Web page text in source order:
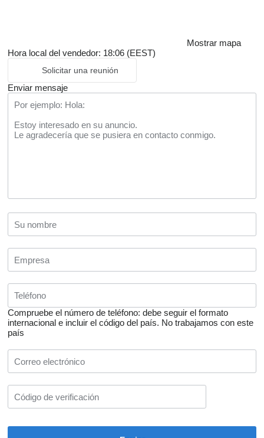
Mostrar mapa
Hora local del vendedor: 18:06 (EEST)
Solicitar una reunión
Enviar mensaje
Compruebe el número de teléfono: debe seguir el formato
internacional e incluir el código del país. No trabajamos con este
país